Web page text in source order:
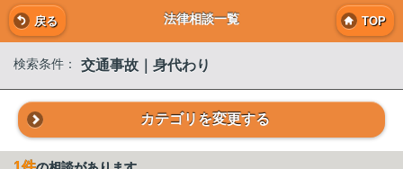
戻る 法律相談一覧 TOP
検索条件： 交通事故｜身代わり
カテゴリを変更する